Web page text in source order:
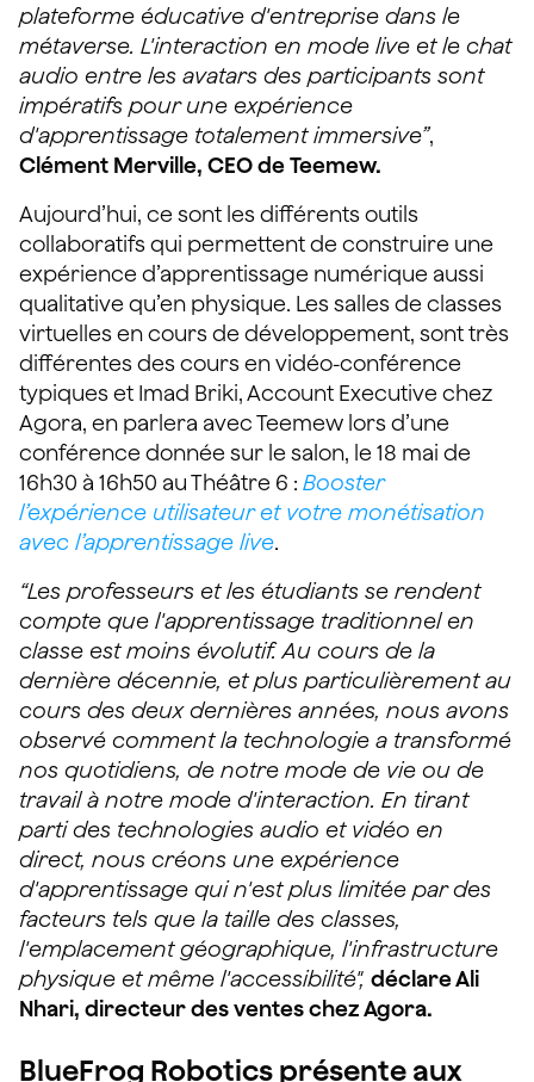
plateforme éducative d'entreprise dans le
métaverse. L'interaction en mode live et le chat
audio entre les avatars des participants sont
impératifs pour une expérience
d'apprentissage totalement immersive”,
Clément Merville, CEO de Teemew.
Aujourd’hui, ce sont les différents outils
collaboratifs qui permettent de construire une
expérience d’apprentissage numérique aussi
qualitative qu’en physique. Les salles de classes
virtuelles en cours de développement, sont très
différentes des cours en vidéo-conférence
typiques et Imad Briki, Account Executive chez
Agora, en parlera avec Teemew lors d’une
conférence donnée sur le salon, le 18 mai de
16h30 à 16h50 au Théâtre 6 : Booster
l’expérience utilisateur et votre monétisation
avec l’apprentissage live.
“Les professeurs et les étudiants se rendent
compte que l'apprentissage traditionnel en
classe est moins évolutif. Au cours de la
dernière décennie, et plus particulièrement au
cours des deux dernières années, nous avons
observé comment la technologie a transformé
nos quotidiens, de notre mode de vie ou de
travail à notre mode d'interaction. En tirant
parti des technologies audio et vidéo en
direct, nous créons une expérience
d'apprentissage qui n'est plus limitée par des
facteurs tels que la taille des classes,
l'emplacement géographique, l'infrastructure
physique et même l'accessibilité", déclare Ali
Nhari, directeur des ventes chez Agora.
BlueFrog Robotics présente aux